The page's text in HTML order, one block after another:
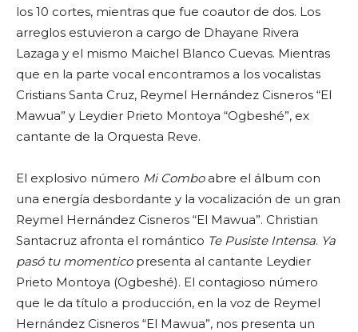
los 10 cortes, mientras que fue coautor de dos. Los
arreglos estuvieron a cargo de Dhayane Rivera
Lazaga y el mismo Maichel Blanco Cuevas. Mientras
que en la parte vocal encontramos a los vocalistas
Cristians Santa Cruz, Reymel Hernández Cisneros “El
Mawua” y Leydier Prieto Montoya “Ogbeshé”, ex
cantante de la Orquesta Reve.
El explosivo número Mi Comboabre el álbum con
una energía desbordante y la vocalización de un gran
Reymel Hernández Cisneros “El Mawua”. Christian
Santacruz afronta el romántico Te Pusiste Intensa. Ya
pasó tu momenticopresenta al cantante Leydier
Prieto Montoya (Ogbeshé). El contagioso número
que le da título a producción, en la voz de Reymel
Hernández Cisneros “El Mawua”, nos presenta un